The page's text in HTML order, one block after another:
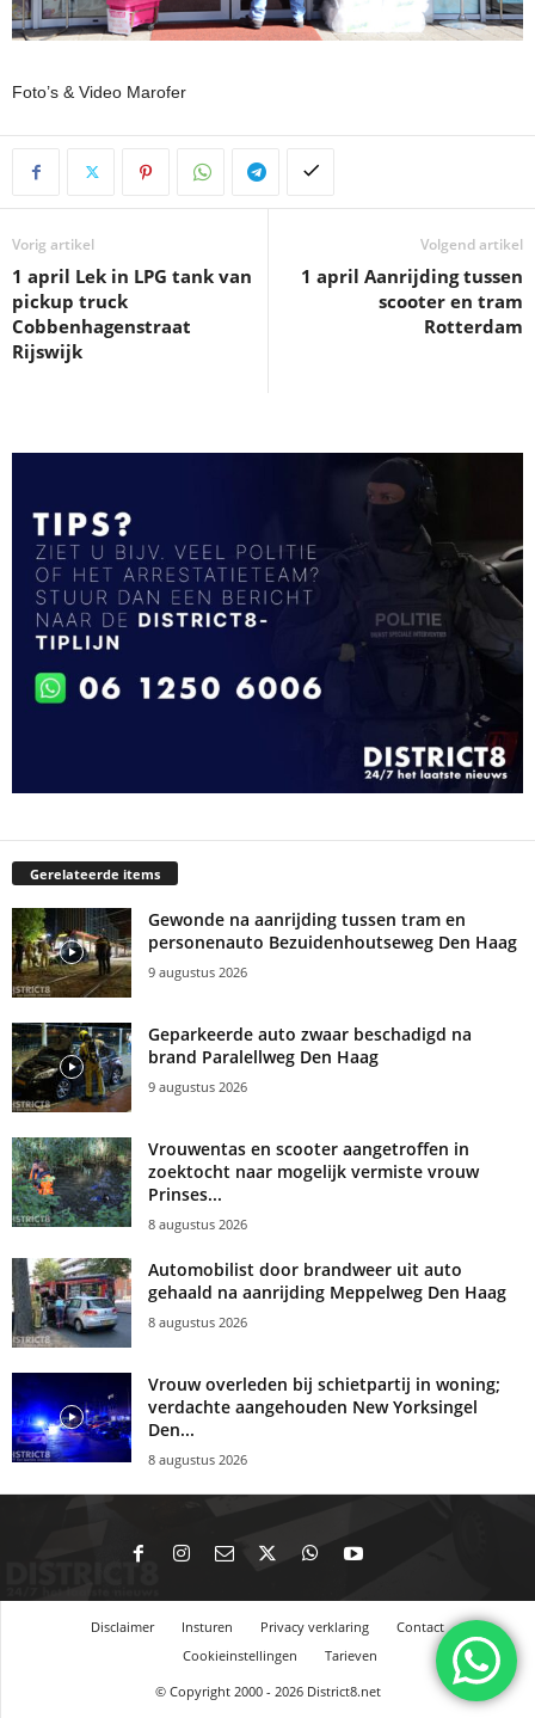
Foto’s & Video Marofer
Vorig artikel
1 april Lek in LPG tank van
pickup truck
Cobbenhagenstraat
Rijswijk
Volgend artikel
1 april Aanrijding tussen
scooter en tram
Rotterdam
Gerelateerde items
Gewonde na aanrijding tussen tram en
personenauto Bezuidenhoutseweg Den Haag
9 augustus 2026
Geparkeerde auto zwaar beschadigd na
brand Paralellweg Den Haag
9 augustus 2026
Vrouwentas en scooter aangetroffen in
zoektocht naar mogelijk vermiste vrouw
Prinses...
8 augustus 2026
Automobilist door brandweer uit auto
gehaald na aanrijding Meppelweg Den Haag
8 augustus 2026
Vrouw overleden bij schietpartij in woning;
verdachte aangehouden New Yorksingel
Den...
8 augustus 2026
Disclaimer Insturen Privacy verklaring
Contact
Cookieinstellingen
Tarieven
© Copyright 2000 - 2026 District8.net